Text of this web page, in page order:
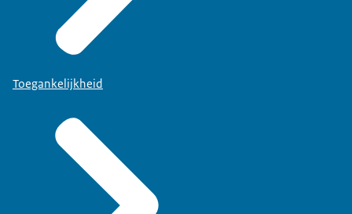
Toegankelijkheid